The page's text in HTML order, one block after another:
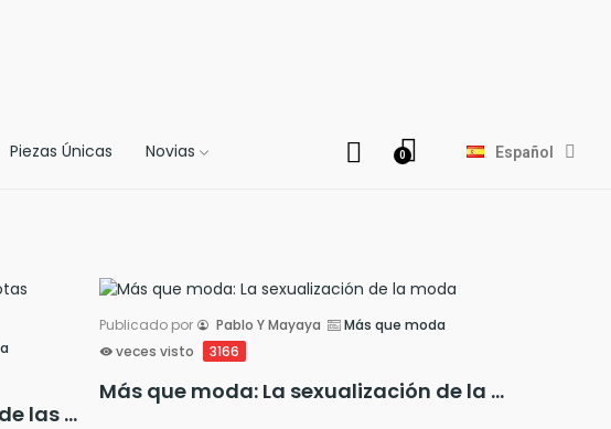
Piezas Únicas Novias Español
Más que moda: El increíble auge de las botas 'hunter' y su trágico final | Vamos a ver
Publicado por Pablo Y Mayaya
Más que moda
veces visto
3166
Más que moda: La sexualización de la moda